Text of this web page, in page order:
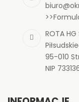
ROTA HG
95-010
NIP